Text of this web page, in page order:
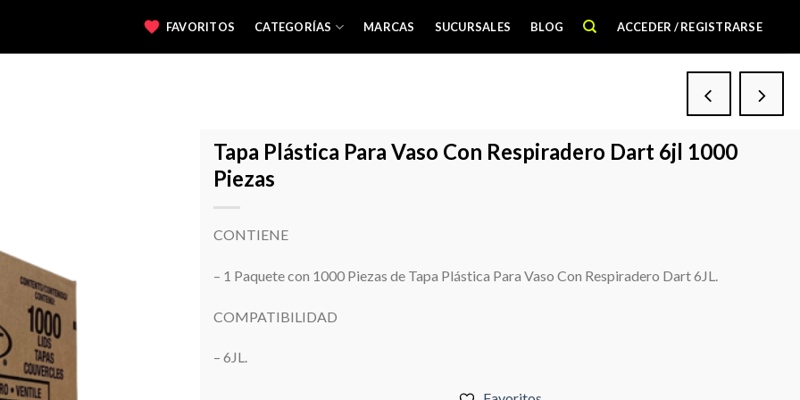
FAVORITOS CATEGORÍAS MARCAS SUCURSALES BLOG ACCEDER / REGISTRARSE
Tapa Plástica Para Vaso Con Respiradero Dart 6jl 1000
Piezas
CONTIENE
– 1 Paquete con 1000 Piezas de Tapa Plástica Para Vaso Con Respiradero Dart 6JL.
COMPATIBILIDAD
– 6JL.